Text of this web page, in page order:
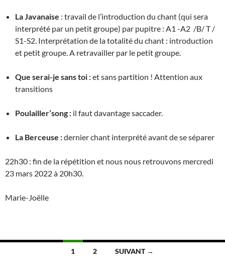
La Javanaise : travail de l’introduction du chant (qui sera
interprété par un petit groupe) par pupitre : A1 -A2 /B/ T /
S1-S2. Interprétation de la totalité du chant : introduction
et petit groupe. A retravailler par le petit groupe.
Que serai-je sans toi :et sans partition ! Attention aux
transitions
Poulailler’song : il faut davantage saccader.
La Berceuse :dernier chant interprété avant de se séparer
22h30 : fin de la répétition et nous nous retrouvons mercredi
23 mars 2022 à 20h30.
Marie-Joëlle
1 2 SUIVANT →